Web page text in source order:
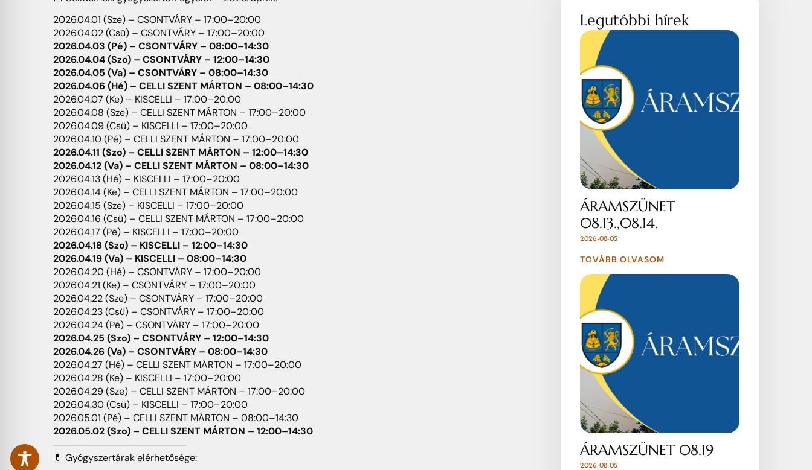
2026.04.01 (Sze) – CSONTVÁRY – 17:00–20:00
2026.04.02 (Csü) – CSONTVÁRY – 17:00–20:00
2026.04.03 (Pé) – CSONTVÁRY – 08:00–14:30
2026.04.04 (Szo) – CSONTVÁRY – 12:00–14:30
2026.04.05 (Va) – CSONTVÁRY – 08:00–14:30
2026.04.06 (Hé) – CELLI SZENT MÁRTON – 08:00–14:30
2026.04.07 (Ke) – KISCELLI – 17:00–20:00
2026.04.08 (Sze) – CELLI SZENT MÁRTON – 17:00–20:00
2026.04.09 (Csü) – KISCELLI – 17:00–20:00
2026.04.10 (Pé) – CELLI SZENT MÁRTON – 17:00–20:00
2026.04.11 (Szo) – CELLI SZENT MÁRTON – 12:00–14:30
2026.04.12 (Va) – CELLI SZENT MÁRTON – 08:00–14:30
2026.04.13 (Hé) – KISCELLI – 17:00–20:00
2026.04.14 (Ke) – CELLI SZENT MÁRTON – 17:00–20:00
2026.04.15 (Sze) – KISCELLI – 17:00–20:00
2026.04.16 (Csü) – CELLI SZENT MÁRTON – 17:00–20:00
2026.04.17 (Pé) – KISCELLI – 17:00–20:00
2026.04.18 (Szo) – KISCELLI – 12:00–14:30
2026.04.19 (Va) – KISCELLI – 08:00–14:30
2026.04.20 (Hé) – CSONTVÁRY – 17:00–20:00
2026.04.21 (Ke) – CSONTVÁRY – 17:00–20:00
2026.04.22 (Sze) – CSONTVÁRY – 17:00–20:00
2026.04.23 (Csü) – CSONTVÁRY – 17:00–20:00
2026.04.24 (Pé) – CSONTVÁRY – 17:00–20:00
2026.04.25 (Szo) – CSONTVÁRY – 12:00–14:30
2026.04.26 (Va) – CSONTVÁRY – 08:00–14:30
2026.04.27 (Hé) – CELLI SZENT MÁRTON – 17:00–20:00
2026.04.28 (Ke) – KISCELLI – 17:00–20:00
2026.04.29 (Sze) – CELLI SZENT MÁRTON – 17:00–20:00
2026.04.30 (Csü) – KISCELLI – 17:00–20:00
2026.05.01 (Pé) – CELLI SZENT MÁRTON – 08:00–14:30
2026.05.02 (Szo) – CELLI SZENT MÁRTON – 12:00–14:30
────────────────────
💊 Gyógyszertárak elérhetősége:
Legutóbbi hírek
ÁRAMSZÜNET
08.13.,08.14.
2026-08-05
TOVÁBB OLVASOM
ÁRAMSZÜNET 08.19
2026-08-05